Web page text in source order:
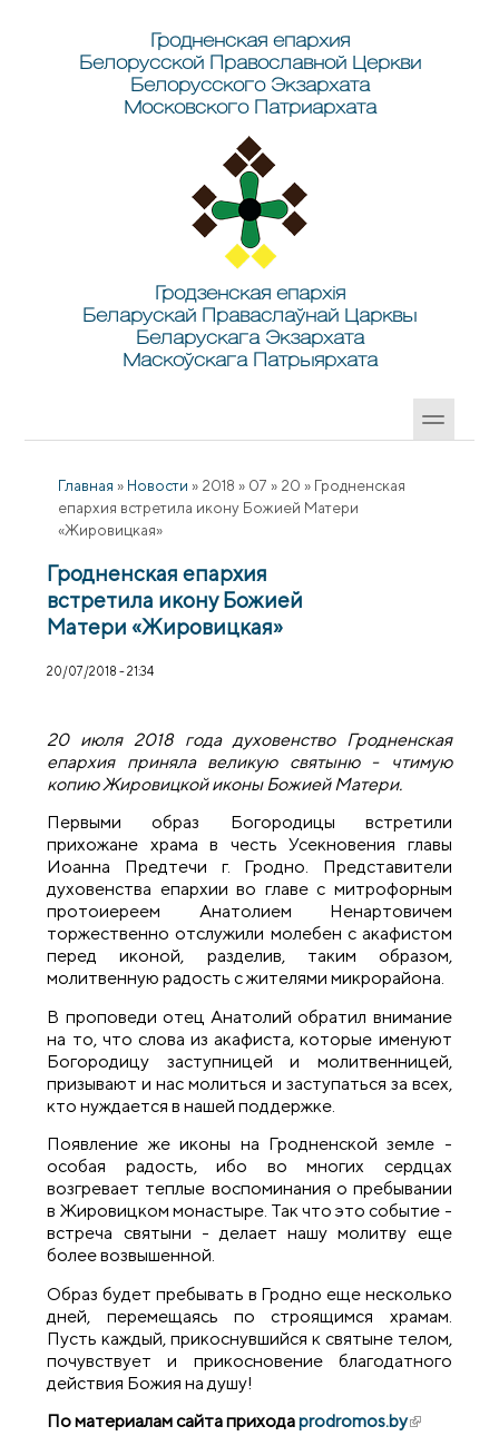
Гродненская епархия
Белорусской Православной Церкви
Белорусского Экзархата
Московского Патриархата
Гродзенская епархія
Беларускай Праваслаўнай Царквы
Беларускага Экзархата
Маскоўскага Патрыярхата
Главная » Новости » 2018 » 07 » 20 » Гродненская
епархия встретила икону Божией Матери
«Жировицкая»
Гродненская епархия
встретила икону Божией
Матери «Жировицкая»
20/07/2018 - 21:34
20 июля 2018 года духовенство Гродненская
епархия приняла великую святыню - чтимую
копию Жировицкой иконы Божией Матери.
Первыми образ Богородицы встретили
прихожане храма в честь Усекновения главы
Иоанна Предтечи г. Гродно. Представители
духовенства епархии во главе с митрофорным
протоиереем Анатолием Ненартовичем
торжественно отслужили молебен с акафистом
перед иконой, разделив, таким образом,
молитвенную радость с жителями микрорайона.
В проповеди отец Анатолий обратил внимание
на то, что слова из акафиста, которые именуют
Богородицу заступницей и молитвенницей,
призывают и нас молиться и заступаться за всех,
кто нуждается в нашей поддержке.
Появление же иконы на Гродненской земле -
особая радость, ибо во многих сердцах
возгревает теплые воспоминания о пребывании
в Жировицком монастыре. Так что это событие -
встреча святыни - делает нашу молитву еще
более возвышенной.
Образ будет пребывать в Гродно еще несколько
дней, перемещаясь по строящимся храмам.
Пусть каждый, прикоснувшийся к святыне телом,
почувствует и прикосновение благодатного
действия Божия на душу!
По материалам сайта приходаprodromos.by(внешняя